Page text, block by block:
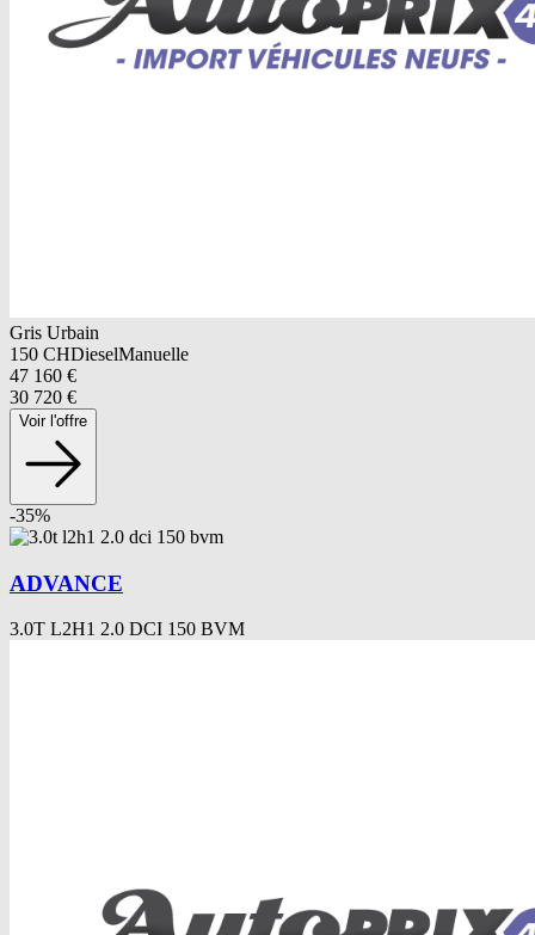
Gris Urbain
150 CHDieselManuelle
47 160 €
30 720 €
Voir l'offre
-35%
ADVANCE
3.0T L2H1 2.0 DCI 150 BVM